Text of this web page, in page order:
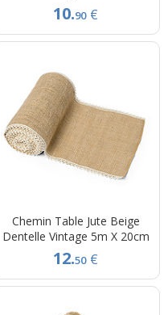
10.90 €
Chemin Table Jute Beige
Dentelle Vintage 5m X 20cm
12.50 €